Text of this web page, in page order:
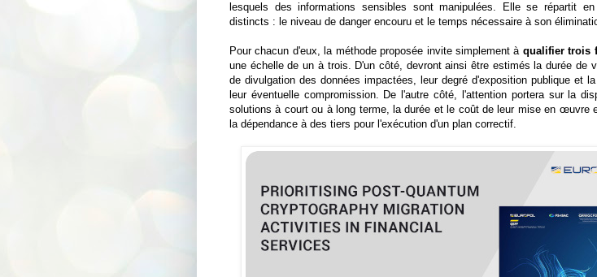
lesquels des informations sensibles sont manipulées. Elle se répartit
distincts : le niveau de danger encouru et le temps nécessaire à son
Pour chacun d'eux, la méthode proposée invite simplement à qualifier trois
une échelle de un à trois. D'un côté, devront ainsi être estimés la durée de
de divulgation des données impactées, leur degré d'exposition publique et
leur éventuelle compromission. De l'autre côté, l'attention portera sur la
solutions à court ou à long terme, la durée et le coût de leur mise en œuvre
la dépendance à des tiers pour l'exécution d'un plan correctif.